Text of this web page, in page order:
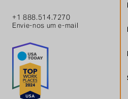
+1 888.514.7270
Envie-nos um e-mail